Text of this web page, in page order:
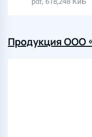
Продукция ООО